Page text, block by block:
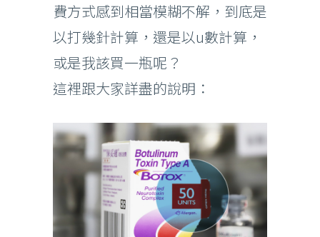
費方式感到相當模糊不解，到底是
以打幾針計算，還是以u數計算，
或是我該買一瓶呢？
這裡跟大家詳盡的說明：